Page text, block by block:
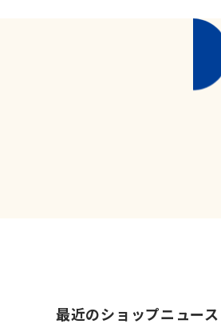
最近のショップニュース